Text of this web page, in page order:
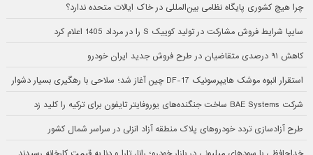
چرا هیچ کشوری پایگاه نظامی بین‌المللی در خاک ایالات متحده ندارد؟
سایپا شرایط فروش مشارکت در تولید کوییک S را در مرداد 1405 اعلام کرد
کاهش ۹۱ درصدی متقاضیان در طرح فروش جدید ایران خودرو
استقرار انبوه موشک هایپرسونیک DF-17 چین آغاز شد؛ سلاحی با رهگیری بسیار دشوار
شرکت BAE Systems ساخت جنگنده‌های یوروفایتر تایفون برای ترکیه را کلید زد
طرح آزادسازی تردد خودروهای پلاک منطقه آزاد انزلی در سراسر شمال کشور